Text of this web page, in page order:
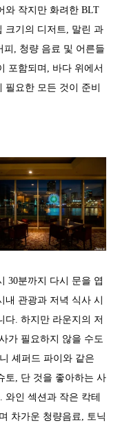
와 작지만 화려한 BLT
크기의 디저트, 말린 과
피, 청량 음료 및 어른들
포함되며, 바다 위에서
요한 모든 것이 준비
30분까지 다시 문을 엽
관광과 저녁 식사 시
다. 하지만 라운지의 저
가 필요하지 않을 수도
셰퍼드 파이와 같은
토, 단 것을 좋아하는 사
인 섹션과 작은 칵테
차가운 청량음료, 토닉